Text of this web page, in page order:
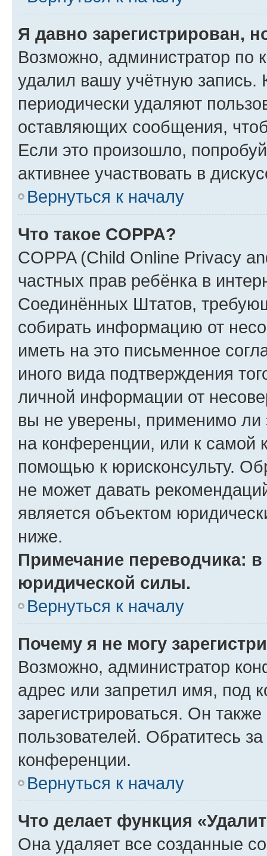
Я давно зарегистрирован,
Возможно, администратор по
удалил вашу учётную запись.
периодически удаляют
оставляющих сообщения,
Если это произошло,
активнее участвовать в
Вернуться к началу
Что такое COPPA?
COPPA (Child Online Privacy
частных прав ребёнка в
Соединённых Штатов,
собирать информацию от
иметь на это письменное
иного вида подтверждения
личной информации от
вы не уверены, применимо ли
на конференции, или к самой
помощью к юрисконсульту.
не может давать
является объектом
ниже.
Примечание переводчика:
юридической силы.
Вернуться к началу
Почему я не могу
Возможно, администратор
адрес или запретил имя, под
зарегистрироваться. Он
пользователей. Обратитесь
конференции.
Вернуться к началу
Что делает функция
Она удаляет все созданные